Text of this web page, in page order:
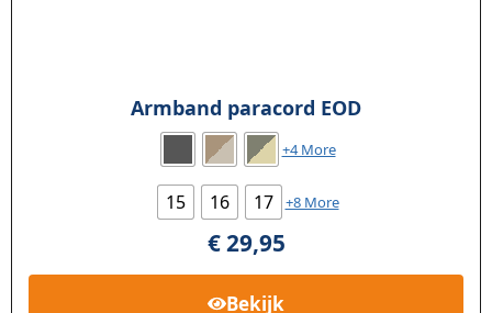
Armband paracord EOD
+4 More
15 16 17 +8 More
€29,95
Bekijk